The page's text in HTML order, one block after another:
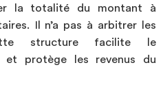
la totalité du montant à
Il n’a pas à arbitrer les
structure facilite le
et protège les revenus du